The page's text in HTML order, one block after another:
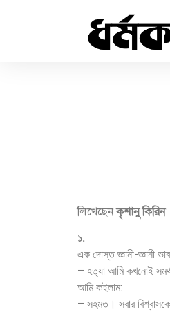
লিখেছেনকৃশানু কিরিন
১.
এক দোস্ত জ্ঞানী-জ্ঞানী
– হত্যা আমি কখনোই
আমি কইলাম:
– সহমত। সবার